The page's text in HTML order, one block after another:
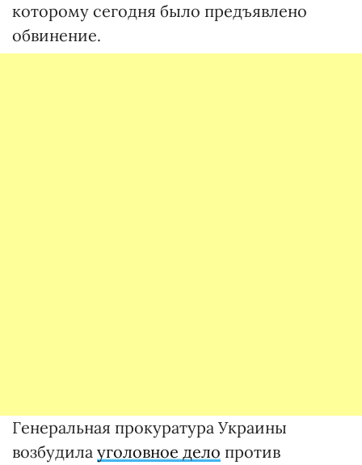
которому сегодня было предъявлено
обвинение.
Генеральная прокуратура Украины
возбудила уголовное дело против